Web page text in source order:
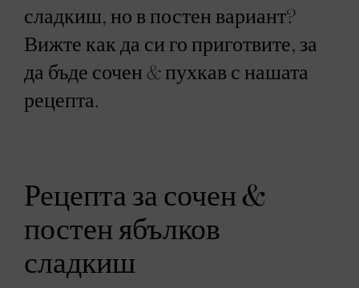
сладкиш, но в постен вариант?
Вижте как да си го приготвите, за
да бъде сочен & пухкав с нашата
рецепта.
Рецепта за сочен &
постен ябълков
сладкиш